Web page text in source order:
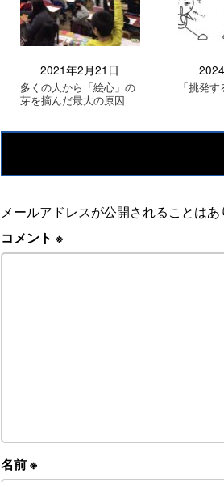
2021年2月21日
多くの人から「絵心」の
芽を摘んだ最大の原因
「挑発
メールアドレスが公開されることはあ
コメント ※
名前※